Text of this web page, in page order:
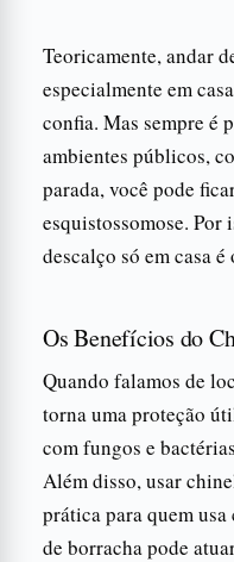
Teoricamente, andar
especialmente em
confia. Mas sempre é
ambientes públicos,
parada, você pode
esquistossomose. Por
descalço só em casa
Os Benefícios do
Quando falamos de
torna uma proteção
com fungos e
Além disso, usar
prática para quem
de borracha pode